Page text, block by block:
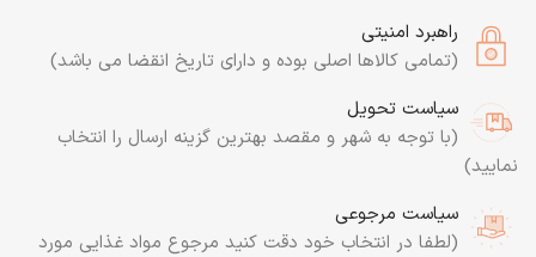
راهبرد امنیتی
(تمامی کالاها اصلی بوده و دارای تاریخ انقضا می باشد)
سیاست تحویل
(با توجه به شهر و مقصد بهترین گزینه ارسال را انتخاب
نمایید)
سیاست مرجوعی
(لطفا در انتخاب خود دقت کنید مرجوع مواد غذایی مورد